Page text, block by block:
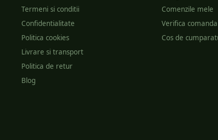
Termeni si conditii
Confidentialitate
Politica cookies
Livrare si transport
Politica de retur
Blog
Comenzile mele
Verifica comanda
Cos de